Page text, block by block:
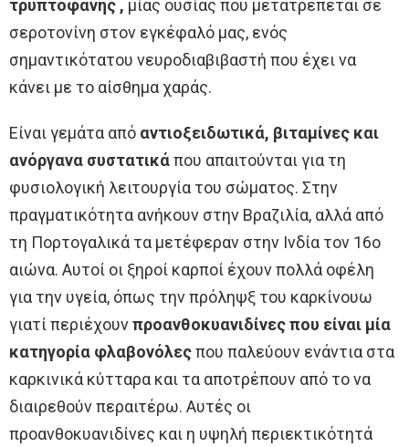
τρυπτοφάνης , μίας ουσίας που μετατρέπεται σε
σεροτονίνη στον εγκέφαλό μας, ενός
σημαντικότατου νευροδιαβιβαστή που έχει να
κάνει με το αίσθημα χαράς.
Είναι γεμάτα από αντιοξειδωτικά, βιταμίνες και
ανόργανα συστατικάπου απαιτούνται για τη
φυσιολογική λειτουργία του σώματος. Στην
πραγματικότητα ανήκουν στην Βραζιλία, αλλά από
τη Πορτογαλικά τα μετέφεραν στην Ινδία τον 16ο
αιώνα. Αυτοί οι ξηροί καρποί έχουν πολλά οφέλη
για την υγεία, όπως την πρόληψξ του καρκίνουω
γιατί περιέχουνπροανθοκυανιδίνες που είναι μία
κατηγορία φλαβονόλεςπου παλεύουν ενάντια στα
καρκινικά κύτταρα και τα αποτρέπουν από το να
διαιρεθούν περαιτέρω. Αυτές οι
προανθοκυανιδίνες και η υψηλή περιεκτικότητά